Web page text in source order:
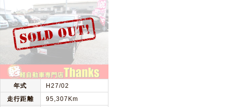
年式
H27/02
走行距離
95,307Km